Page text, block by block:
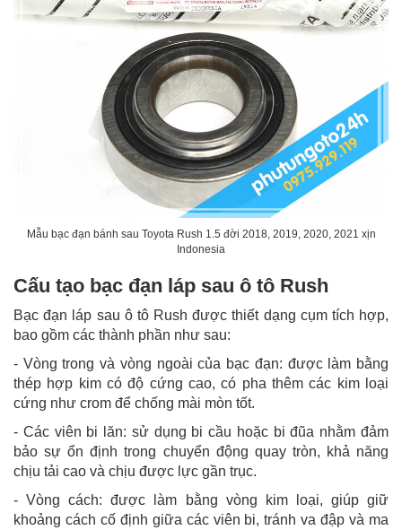
Mẫu bạc đạn bánh sau Toyota Rush 1.5 đời 2018, 2019, 2020, 2021 xịn
Indonesia
Cấu tạo bạc đạn láp sau ô tô Rush
Bạc đạn láp sau ô tô Rush được thiết dạng cụm tích hợp,
bao gồm các thành phần như sau:
- Vòng trong và vòng ngoài của bạc đạn: được làm bằng
thép hợp kim có độ cứng cao, có pha thêm các kim loại
cứng như crom để chống mài mòn tốt.
- Các viên bi lăn: sử dụng bi cầu hoặc bi đũa nhằm đảm
bảo sự ổn định trong chuyển động quay tròn, khả năng
chịu tải cao và chịu được lực gần trục.
- Vòng cách: được làm bằng vòng kim loại, giúp giữ
khoảng cách cố định giữa các viên bi, tránh va đập và ma